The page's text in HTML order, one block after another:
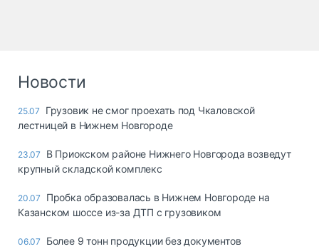
Новости
25.07
Грузовик не смог проехать под Чкаловской
лестницей в Нижнем Новгороде
23.07
В Приокском районе Нижнего Новгорода возведут
крупный складской комплекс
20.07
Пробка образовалась в Нижнем Новгороде на
Казанском шоссе из-за ДТП с грузовиком
06.07 Более 9 тонн продукции без документов